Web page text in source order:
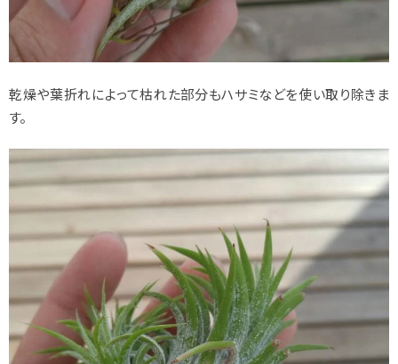
乾燥や葉折れによって枯れた部分もハサミなどを使い取り除きま
す。